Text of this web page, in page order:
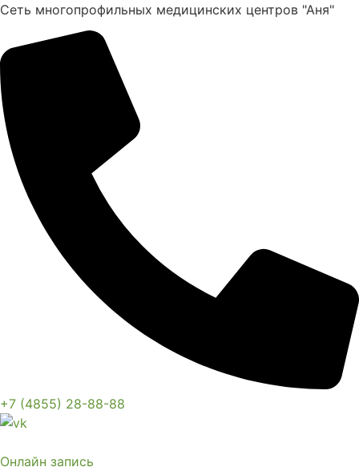
Перейти
содержимому
Сеть многопрофильных медицинских центров "Аня"
+7 (4855) 28-88-88
Онлайн запись